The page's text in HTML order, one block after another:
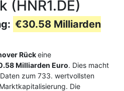
(HNR1.DE)
€30.58 Milliarden
Rückeine
Milliarden Euro. Dies macht
zum 733. wertvollsten
Die